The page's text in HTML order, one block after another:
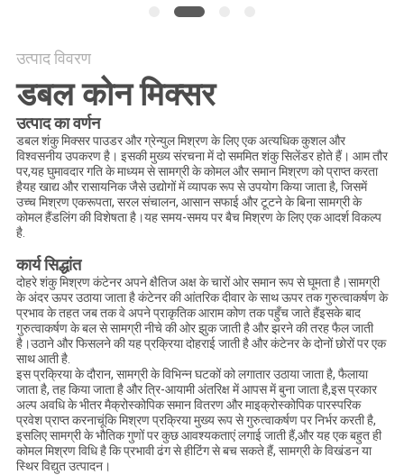
उत्पाद विवरण
डबल कोन मिक्सर
उत्पाद का वर्णन
डबल शंकु मिक्सर पाउडर और ग्रेन्युल मिश्रण के लिए एक अत्यधिक कुशल और
विश्वसनीय उपकरण है। इसकी मुख्य संरचना में दो सममित शंकु सिलेंडर होते हैं। आम तौर
पर,यह घुमावदार गति के माध्यम से सामग्री के कोमल और समान मिश्रण को प्राप्त करता
हैयह खाद्य और रासायनिक जैसे उद्योगों में व्यापक रूप से उपयोग किया जाता है, जिसमें
उच्च मिश्रण एकरूपता, सरल संचालन, आसान सफाई और टूटने के बिना सामग्री के
कोमल हैंडलिंग की विशेषता है।यह समय-समय पर बैच मिश्रण के लिए एक आदर्श विकल्प
है.
कार्य सिद्धांत
दोहरे शंकु मिश्रण कंटेनर अपने क्षैतिज अक्ष के चारों ओर समान रूप से घूमता है।सामग्री
के अंदर ऊपर उठाया जाता है कंटेनर की आंतरिक दीवार के साथ ऊपर तक गुरुत्वाकर्षण के
प्रभाव के तहत जब तक वे अपने प्राकृतिक आराम कोण तक पहुँच जाते हैंइसके बाद
गुरुत्वाकर्षण के बल से सामग्री नीचे की ओर झुक जाती है और झरने की तरह फैल जाती
है।उठाने और फिसलने की यह प्रक्रिया दोहराई जाती है और कंटेनर के दोनों छोरों पर एक
साथ आती है.
इस प्रक्रिया के दौरान, सामग्री के विभिन्न घटकों को लगातार उठाया जाता है, फैलाया
जाता है, तह किया जाता है और त्रि-आयामी अंतरिक्ष में आपस में बुना जाता है,इस प्रकार
अल्प अवधि के भीतर मैक्रोस्कोपिक समान वितरण और माइक्रोस्कोपिक पारस्परिक
प्रवेश प्राप्त करनाचूंकि मिश्रण प्रक्रिया मुख्य रूप से गुरुत्वाकर्षण पर निर्भर करती है,
इसलिए सामग्री के भौतिक गुणों पर कुछ आवश्यकताएं लगाई जाती हैं,और यह एक बहुत ही
कोमल मिश्रण विधि है कि प्रभावी ढंग से हीटिंग से बच सकते हैं, सामग्री के विखंडन या
स्थिर विद्युत उत्पादन।